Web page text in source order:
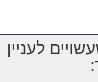
לעניין